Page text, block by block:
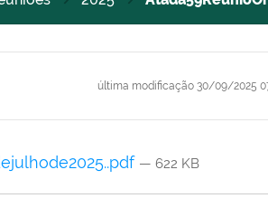
última modificação30/09/2025
— 622 KB